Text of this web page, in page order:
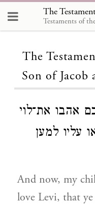
The
Son of Jacob
אהבו את־לוי
עליו למען
And now, my
love Levi, that